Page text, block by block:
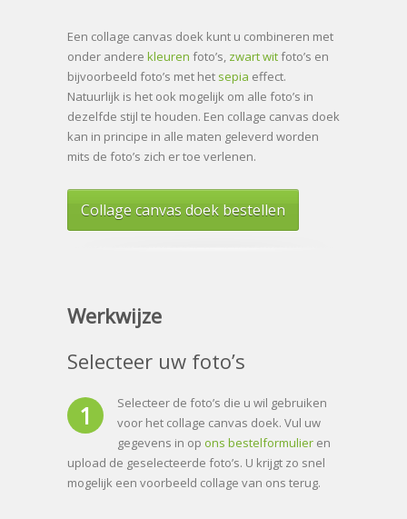
Een collage canvas doek kunt u combineren met
onder andere kleuren foto’s, zwart witfoto’s en
bijvoorbeeld foto’s met het sepia effect.
Natuurlijk is het ook mogelijk om alle foto’s in
dezelfde stijl te houden. Een collage canvas doek
kan in principe in alle maten geleverd worden
mits de foto’s zich er toe verlenen.
Collage canvas doek bestellen
Werkwijze
Selecteer uw foto’s
1
Selecteer de foto’s die u wil gebruiken
voor het collage canvas doek. Vul uw
gegevens in op ons bestelformulier en
upload de geselecteerde foto’s. U krijgt zo snel
mogelijk een voorbeeld collage van ons terug.